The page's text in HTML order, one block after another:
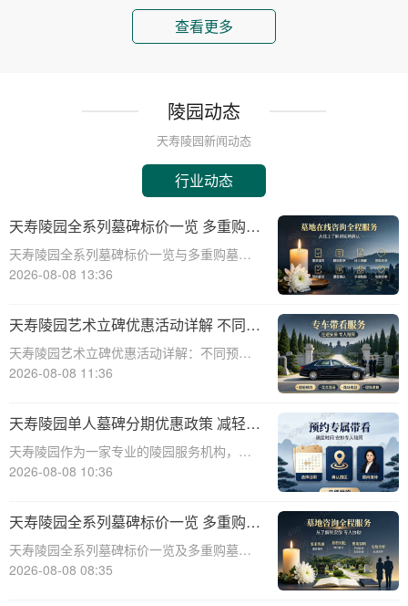
查看更多
陵园动态
天寿陵园新闻动态
行业动态
天寿陵园全系列墓碑标价一览 多重购墓
优惠限时申领详解
天寿陵园全系列墓碑标价一览与多重购墓优
惠限时申领详解☎ 天寿陵园电话:400-838-
一直致力于为家属提供高品质、个性化的墓
碑产品和服务。为了满足不同客户的
2026-08-08 13:36
天寿陵园艺术立碑优惠活动详解 不同预
算专属让利方案详解
天寿陵园艺术立碑优惠活动详解：不同预算
专属让利方案详解☎ 天寿陵园电话:400-838-
者的深深敬意和对生者的美好回忆。为了更
好地满足不同家庭的祭奠需求，天
2026-08-08 11:36
天寿陵园单人墓碑分期优惠政策 减轻一
次性付款压力详解及具体方案
天寿陵园作为一家专业的陵园服务机构，深
知一次性支付墓碑费用对许多家庭来说可能
担，天寿陵园特别推出了单人墓碑分期优惠
政策。本文将详细介绍这一政策的背景、目
的、具体方
2026-08-08 10:36
天寿陵园全系列墓碑标价一览 多重购墓
优惠限时申领活动详解
天寿陵园全系列墓碑标价一览及多重购墓优
惠限时申领活动详解☎ 天寿陵园电话:400-
2026-08-08 08:35